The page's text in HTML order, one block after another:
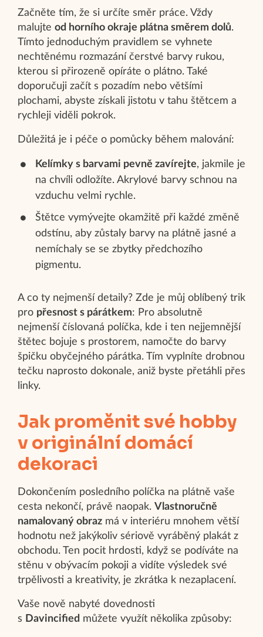
Začněte tím, že si určíte směr práce. Vždy
malujte od horního okraje plátna směrem dolů.
Tímto jednoduchým pravidlem se vyhnete
nechtěnému rozmazání čerstvé barvy rukou,
kterou si přirozeně opíráte o plátno. Také
doporučuji začít s pozadím nebo většími
plochami, abyste získali jistotu v tahu štětcem a
rychleji viděli pokrok.
Důležitá je i péče o pomůcky během malování:
Kelímky s barvami pevně zavírejte, jakmile je
na chvíli odložíte. Akrylové barvy schnou na
vzduchu velmi rychle.
Štětce vymývejte okamžitě při každé změně
odstínu, aby zůstaly barvy na plátně jasné a
nemíchaly se se zbytky předchozího
pigmentu.
A co ty nejmenší detaily? Zde je můj oblíbený trik
pro přesnost s párátkem: Pro absolutně
nejmenší číslovaná políčka, kde i ten nejjemnější
štětec bojuje s prostorem, namočte do barvy
špičku obyčejného párátka. Tím vyplníte drobnou
tečku naprosto dokonale, aniž byste přetáhli přes
linky.
Jak proměnit své hobby
v originální domácí
dekoraci
Dokončením posledního políčka na plátně vaše
cesta nekončí, právě naopak. Vlastnoručně
namalovaný obraz má v interiéru mnohem větší
hodnotu než jakýkoliv sériově vyráběný plakát z
obchodu. Ten pocit hrdosti, když se podíváte na
stěnu v obývacím pokoji a vidíte výsledek své
trpělivosti a kreativity, je zkrátka k nezaplacení.
Vaše nově nabyté dovednosti
s Davincified můžete využít několika způsoby: